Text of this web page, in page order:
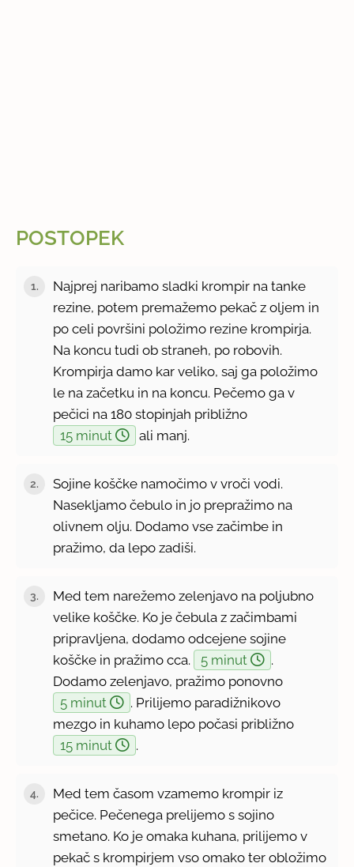
POSTOPEK
1.
Najprej naribamo sladki krompir na tanke
rezine, potem premažemo pekač z oljem in
po celi površini položimo rezine krompirja.
Na koncu tudi ob straneh, po robovih.
Krompirja damo kar veliko, saj ga položimo
le na začetku in na koncu. Pečemo ga v
pečici na 180 stopinjah približno
15 minut
ali manj.
2.
Sojine koščke namočimo v vroči vodi.
Nasekljamo čebulo in jo prepražimo na
olivnem olju. Dodamo vse začimbe in
pražimo, da lepo zadiši.
3.
Med tem narežemo zelenjavo na poljubno
velike koščke. Ko je čebula z začimbami
pripravljena, dodamo odcejene sojine
koščke in pražimo cca.
5 minut
.
Dodamo zelenjavo, pražimo ponovno
5 minut
. Prilijemo paradižnikovo
mezgo in kuhamo lepo počasi približno
15 minut
.
4.
Med tem časom vzamemo krompir iz
pečice. Pečenega prelijemo s sojino
smetano. Ko je omaka kuhana, prilijemo v
pekač s krompirjem vso omako ter obložimo